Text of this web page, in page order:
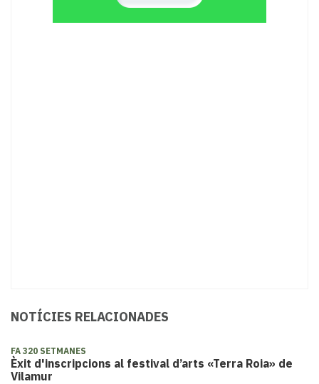
NOTÍCIES RELACIONADES
FA 320 SETMANES
​Èxit d'inscripcions al festival d’arts «Terra Roia» de
Vilamur